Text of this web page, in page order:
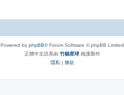
Powered by phpBB® Forum Software © phpBB Limited
正體中文語系由 竹貓星球 維護製作
隱私 | 條款